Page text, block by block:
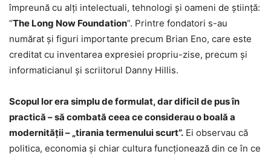
împreună cu alți intelectuali, tehnologi și oameni de știință:
“The Long Now Foundation”. Printre fondatori s-au
numărat și figuri importante precum Brian Eno, care este
creditat cu inventarea expresiei propriu-zise, precum și
informaticianul și scriitorul Danny Hillis.
Scopul lor era simplu de formulat, dar dificil de pus în
practică – să combată ceea ce considerau o boală a
modernității – „tirania termenului scurt”. Ei observau că
politica, economia și chiar cultura funcționează din ce în ce